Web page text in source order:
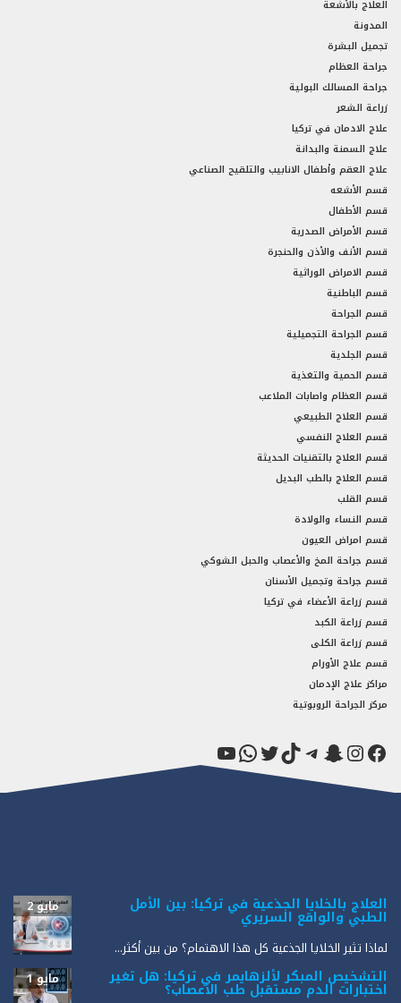
العلاج بالأشعة
المدونة
تجميل البشرة
جراحة العظام
جراحة المسالك البولية
زراعة الشعر
علاج الادمان في تركيا
علاج السمنة والبدانة
علاج العقم وأطفال الانابيب والتلقيح الصناعي
قسم الأشعه
قسم الأطفال
قسم الأمراض الصدرية
قسم الأنف والأذن والحنجرة
قسم الامراض الوراثية
قسم الباطنية
قسم الجراحة
قسم الجراحة التجميلية
قسم الجلدية
قسم الحمية والتغذية
قسم العظام واصابات الملاعب
قسم العلاج الطبيعي
قسم العلاج النفسي
قسم العلاج بالتقنيات الحديثة
قسم العلاج بالطب البديل
قسم القلب
قسم النساء والولادة
قسم امراض العيون
قسم جراحة المخ والأعصاب والحبل الشوكي
قسم جراحة وتجميل الأسنان
قسم زراعة الأعضاء في تركيا
قسم زراعة الكبد
قسم زراعة الكلى
قسم علاج الأورام
مراكز علاج الإدمان
مركز الجراحة الروبوتية
فيسبوك
إنستجرام
سناب شاتتيليجرام
تيك توكتويترواتساب
يوتيوب
العلاج بالخلايا الجذعية في تركيا: بين الأمل
الطبي والواقع السريري
مايو 2
لماذا تثير الخلايا الجذعية كل هذا الاهتمام؟ من بين أكثر...
التشخيص المبكر لألزهايمر في تركيا: هل تغير
اختبارات الدم مستقبل طب الأعصاب؟
مايو 1